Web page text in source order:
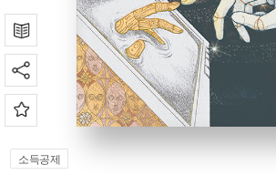
소득공제